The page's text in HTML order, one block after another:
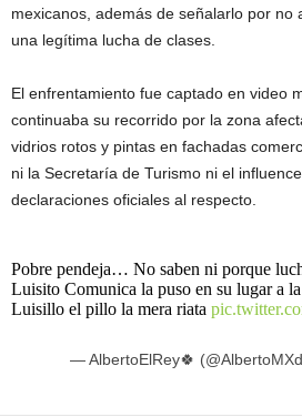
mexicanos, además de señalarlo por no
una legítima lucha de clases.
El enfrentamiento fue captado en video
continuaba su recorrido por la zona
vidrios rotos y pintas en fachadas
ni la Secretaría de Turismo ni el
declaraciones oficiales al respecto.
Pobre pendeja… No saben ni porque
Luisito Comunica la puso en su lugar a
Luisillo el pillo la mera riata
— AlbertoElRey🍀